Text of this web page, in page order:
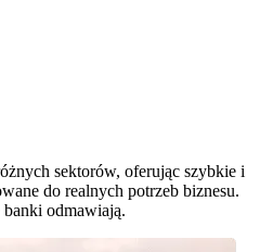
sektorów, oferując szybkie i
do realnych potrzeb biznesu.
banki odmawiają.